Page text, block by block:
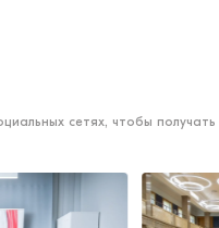
сетях, чтобы